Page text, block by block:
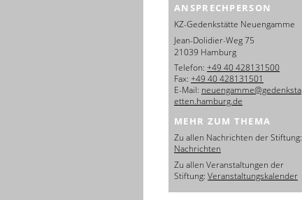
ANSPRECHPERSON
KZ-Gedenkstätte Neuengamme
Jean-Dolidier-Weg 75
21039 Hamburg
Telefon: +49 40 428131500
Fax: +49 40 428131501
E-Mail: neuengamme@gedenksta
etten.hamburg.de
MEHR ZUM THEMA
Zu allen Nachrichten der Stiftung:
Nachrichten
Zu allen Veranstaltungen der
Stiftung: Veranstaltungskalender